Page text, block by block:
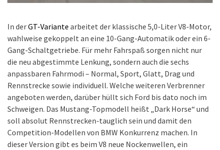
In derGT-Variante arbeitet der klassische 5,0-Liter V8-Motor,
wahlweise gekoppelt an eine 10-Gang-Automatik oder ein 6-
Gang-Schaltgetriebe. Für mehr Fahrspaß sorgen nicht nur
die neu abgestimmte Lenkung, sondern auch die sechs
anpassbaren Fahrmodi – Normal, Sport, Glatt, Drag und
Rennstrecke sowie individuell. Welche weiteren Verbrenner
angeboten werden, darüber hüllt sich Ford bis dato noch im
Schweigen. Das Mustang-Topmodell heißt „Dark Horse“ und
soll absolut Rennstrecken-tauglich sein und damit den
Competition-Modellen von BMW Konkurrenz machen. In
dieser Version gibt es beim V8 neue Nockenwellen, ein